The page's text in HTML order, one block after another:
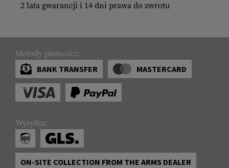
2 lata gwarancji i 14 dni prawa do zwrotu
Metody płatności:
BANK TRANSFER
MASTERCARD
Wysyłka:
ON-SITE COLLECTION FROM THE ARMS DEALER